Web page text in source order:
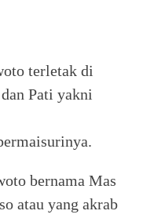
terletak di
Pati yakni
bernama Mas
atau yang akrab